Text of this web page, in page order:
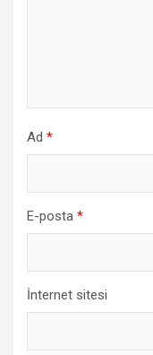
Ad *
E-posta *
İnternet sitesi